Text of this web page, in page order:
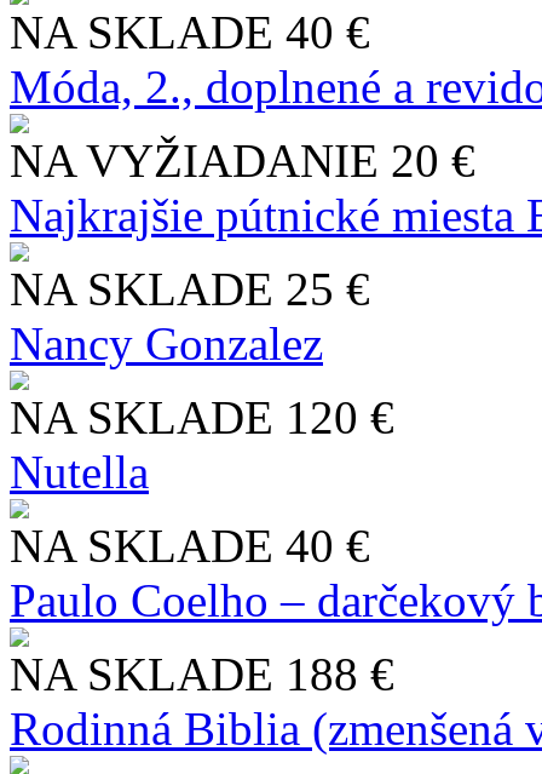
NA SKLADE 40 €
Móda, 2., doplnené a
NA VYŽIADANIE 20 €
Najkrajšie pútnické miesta
NA SKLADE 25 €
Nancy Gonzalez
NA SKLADE 120 €
Nutella
NA SKLADE 40 €
Paulo Coelho – darčekový
NA SKLADE 188 €
Rodinná Biblia (zmenšená